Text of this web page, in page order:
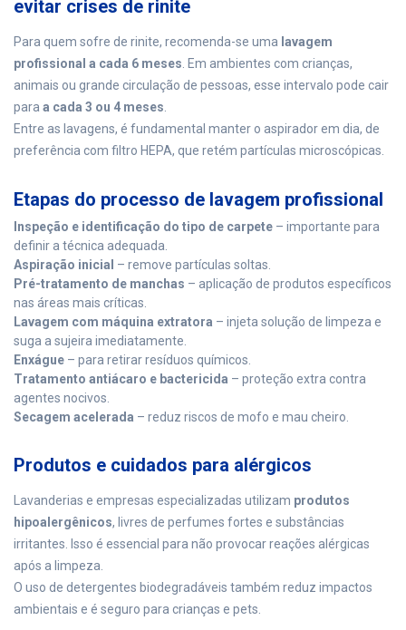
evitar crises de rinite
Para quem sofre de rinite, recomenda-se uma lavagem
profissional a cada 6 meses . Em ambientes com crianças,
animais ou grande circulação de pessoas, esse intervalo pode cair
para a cada 3 ou 4 meses
Entre as lavagens, é fundamental manter o aspirador em dia, de
preferência com filtro HEPA, que retém partículas microscópicas.
Etapas do processo de lavagem profissional
Inspeção e identificação do tipo de carpete – importante para
definir a técnica adequada.
Aspiração inicial – remove partículas soltas.
Pré-tratamento de manchas – aplicação de produtos específicos
nas áreas mais críticas.
Lavagem com máquina extratora – injeta solução de limpeza e
suga a sujeira imediatamente.
Enxágue – para retirar resíduos químicos.
Tratamento antiácaro e bactericida – proteção extra contra
agentes nocivos.
Secagem acelerada – reduz riscos de mofo e mau cheiro.
Produtos e cuidados para alérgicos
Lavanderias e empresas especializadas utilizam produtos
hipoalergênicos, livres de perfumes fortes e substâncias
irritantes. Isso é essencial para não provocar reações alérgicas
após a limpeza.
O uso de detergentes biodegradáveis também reduz impactos
ambientais e é seguro para crianças e pets.